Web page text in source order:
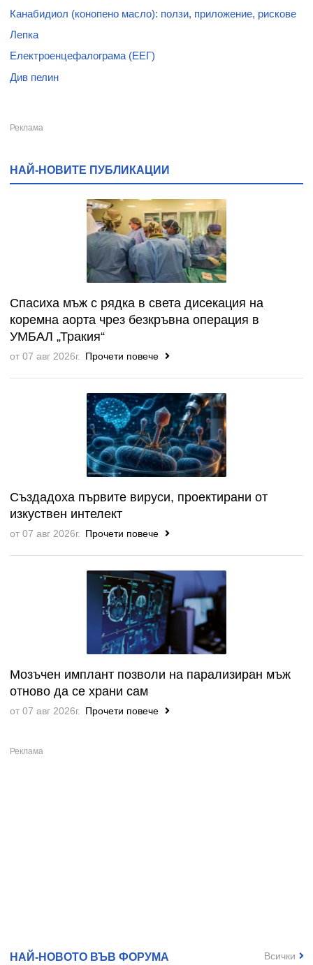
Канабидиол (конопено масло): ползи, приложение, рискове
Лепка
Електроенцефалограма (ЕЕГ)
Див пелин
НАЙ-НОВИТЕ ПУБЛИКАЦИИ
Спасиха мъж с рядка в света дисекация на
коремна аорта чрез безкръвна операция в
УМБАЛ „Тракия“
от 07 авг 2026г. Прочети повече
Създадоха първите вируси, проектирани от
изкуствен интелект
от 07 авг 2026г. Прочети повече
Мозъчен имплант позволи на парализиран мъж
отново да се храни сам
от 07 авг 2026г. Прочети повече
НАЙ-НОВОТО ВЪВ ФОРУМА Всички